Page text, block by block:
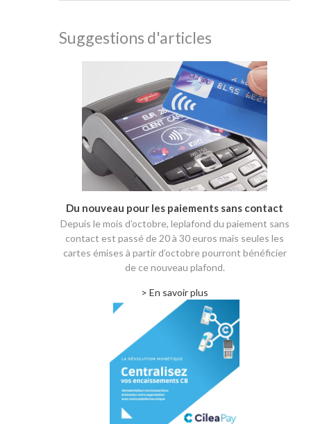
Suggestions d'articles
Du nouveau pour les paiements sans contact
Depuis le mois d’octobre, leplafond du paiement sans
contact est passé de 20 à 30 euros mais seules les
cartes émises à partir d’octobre pourront bénéficier
de ce nouveau plafond.
> En savoir plus